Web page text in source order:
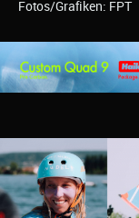
Fotos/Grafiken: FPT